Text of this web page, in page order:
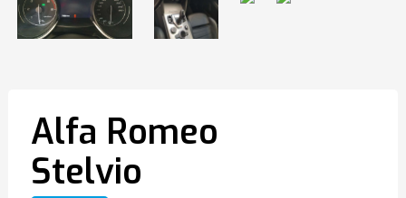
Alfa Romeo
Stelvio